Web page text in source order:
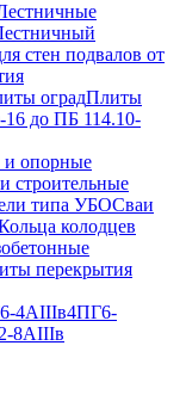
стен подвалов от
оградПлиты
16 до ПБ 114.10-
опорные
строительные
типа УБОСваи
колодцев
перекрытия
4АIIIв4ПГ6-
8АIIIв